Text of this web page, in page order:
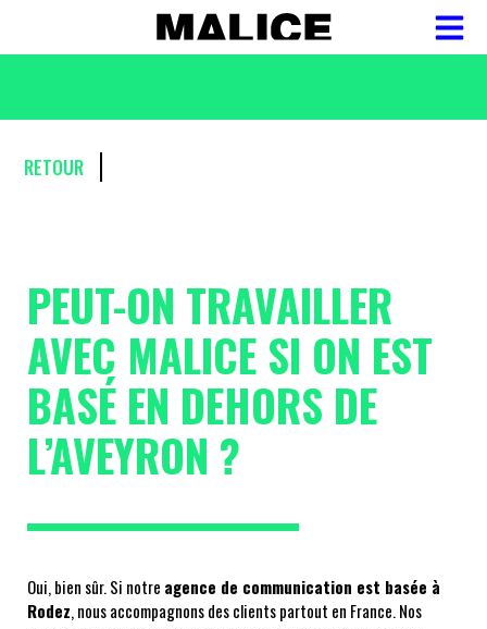
RETOUR
PEUT-ON TRAVAILLER
AVEC MALICE SI ON EST
BASÉ EN DEHORS DE
L’AVEYRON ?
Oui, bien sûr. Si notre agence de communication est basée à
Rodez, nous accompagnons des clients partout en France. Nos